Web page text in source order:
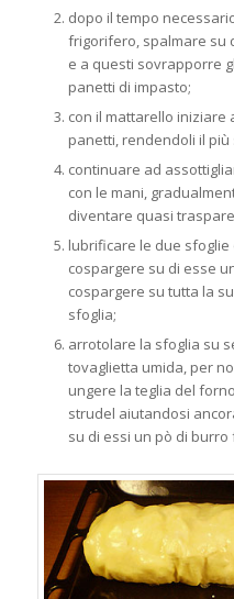
dopo il tempo
frigorifero, spalmare su
e a questi sovrapporre
panetti di impasto;
con il mattarello iniziare
panetti, rendendoli il
continuare ad
con le mani,
diventare quasi
lubrificare le due
cospargere su di esse
cospargere su tutta la
sfoglia;
arrotolare la sfoglia su
tovaglietta umida, per
ungere la teglia del
strudel aiutandosi
su di essi un pò di burro